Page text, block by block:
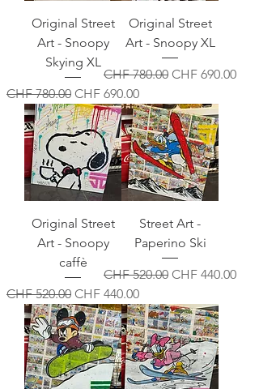
Original Street
Art - Snoopy
Skying XL
Standardpreis
CHF 780.00 Sale-Preis
CHF 690.00
Original Street
Art - Snoopy XL
Standardpreis
CHF 780.00 Sale-Preis
CHF 690.00
Original Street
Art - Snoopy
caffè
Standardpreis
CHF 520.00 Sale-Preis
CHF 440.00
Street Art -
Paperino Ski
Standardpreis
CHF 520.00 Sale-Preis
CHF 440.00